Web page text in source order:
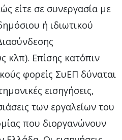
είτε σε συνεργασία με
ή ιδιωτικού
κλπ). Επίσης κατόπιν
φορείς ΣυΕΠ δύναται
εισηγήσεις,
των εργαλείων του
που διοργανώνουν